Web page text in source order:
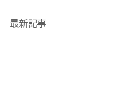
最新記事